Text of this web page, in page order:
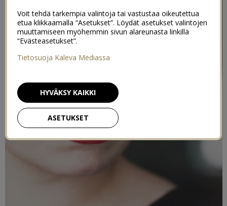
Voit tehdä tarkempia valintoja tai vastustaa oikeutettua
etua klikkaamalla “Asetukset”. Löydät asetukset valintojen
muuttamiseen myöhemmin sivun alareunasta linkillä
“Evästeasetukset”.
Tietosuoja Kaleva Mediassa
ASETUKSET
HYVÄKSY KAIKKI